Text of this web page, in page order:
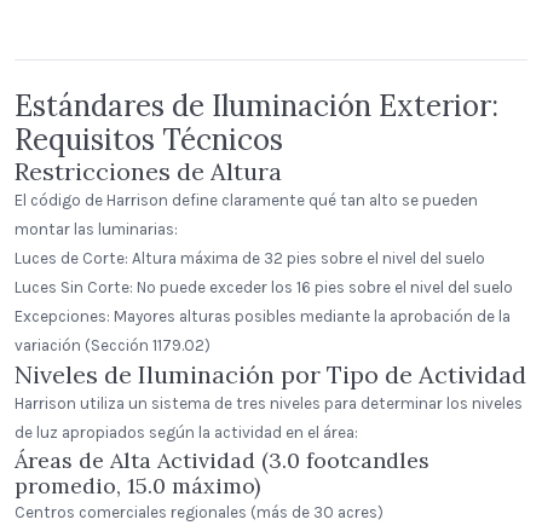
Estándares de Iluminación Exterior:
Requisitos Técnicos
Restricciones de Altura
El código de Harrison define claramente qué tan alto se pueden
montar las luminarias:
Luces de Corte: Altura máxima de 32 pies sobre el nivel del suelo
Luces Sin Corte: No puede exceder los 16 pies sobre el nivel del suelo
Excepciones: Mayores alturas posibles mediante la aprobación de la
variación (Sección 1179.02)
Niveles de Iluminación por Tipo de Actividad
Harrison utiliza un sistema de tres niveles para determinar los niveles
de luz apropiados según la actividad en el área:
Áreas de Alta Actividad (3.0 footcandles
promedio, 15.0 máximo)
Centros comerciales regionales (más de 30 acres)